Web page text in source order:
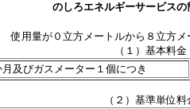
のしろエネルギーサービスの
使用量が０立方メートルから８立方メ
（１）基本料金
月及びガスメーター１個につき
（２）基準単位料